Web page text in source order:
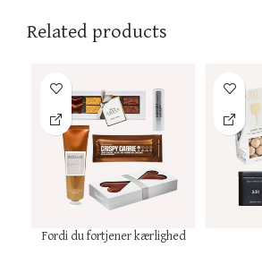
Related products
Fordi du fortjener kærlighed